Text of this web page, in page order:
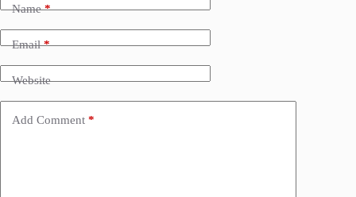
Name*
Email*
Website
Add Comment *